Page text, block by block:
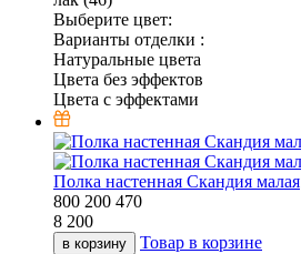
Выберите цвет:
Варианты отделки :
Натуральные цвета
Цвета без эффектов
Цвета с эффектами
Полка настенная Скандия малая
800 200 470
8 200
в корзину Товар в корзине